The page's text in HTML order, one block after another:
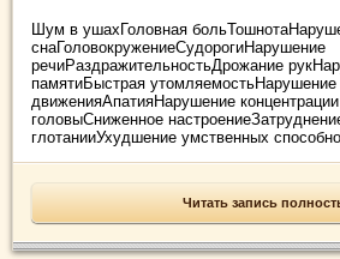
Шум в ушахГоловная
снаГоловокружениеСудорогиНарушение
речиРаздражительностьДрожание
памятиБыстрая утомляемостьНарушение
движенияАпатияНарушение
головыСниженное
глотанииУхудшение умственных
Читать запись